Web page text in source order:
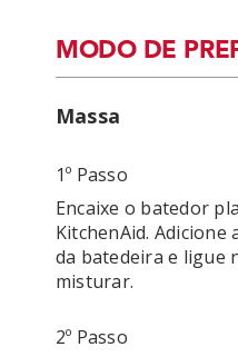
MODO DE
Massa
1º Passo
Encaixe o batedor
KitchenAid.
da batedeira e ligue
2º Passo